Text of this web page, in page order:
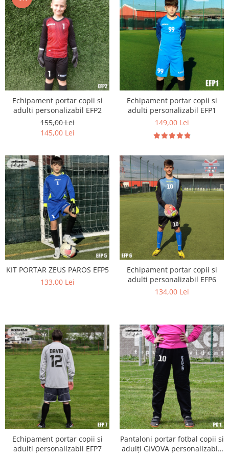
Paste
Alte evenimente
Ilustratii
Nunta
Domnisoara / Domnisor
Sporturi
Personaje
Porumbei
Maghiara
Spaniola
Germana
Italiana
Franceza
Slovaca
Diverse
Toppere Flori
Pachete de toppere
Oferte (Cake Toppers)
Stand Prezentare
Oneline (Topper Lateral)
Echipament portar copii si
adulti personalizabil EFP2
155,00 Lei
145,00 Lei
Echipament portar copii si
adulti personalizabil EFP1
149,00 Lei
KIT PORTAR ZEUS PAROS EFP5
133,00 Lei
Echipament portar copii si
adulti personalizabil EFP6
134,00 Lei
Echipament portar copii si
adulti personalizabil EFP7
Pantaloni portar fotbal copii si
adulți GIVOVA personalizabili